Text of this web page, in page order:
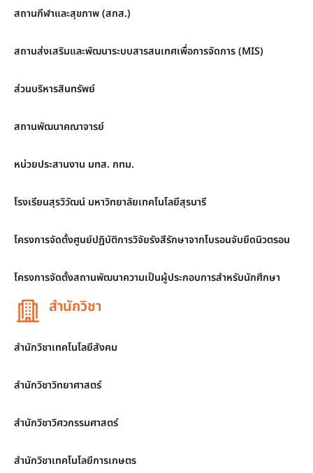
สถานกีฬาและสุขภาพ (สกส.)
สถานส่งเสริมและพัฒนาระบบสารสนเทศเพื่อการจัดการ (MIS)
ส่วนบริหารสินทรัพย์
สถานพัฒนาคณาจารย์
หน่วยประสานงาน มทส. กทม.
โรงเรียนสุรวิวัฒน์ มหาวิทยาลัยเทคโนโลยีสุรนารี
โครงการจัดตั้งศูนย์ปฏิบัติการวิจัยรังสีรักษาจากโบรอนจับยึดนิวตรอน
โครงการจัดตั้งสถานพัฒนาความเป็นผู้ประกอบการสำหรับนักศึกษา
สำนักวิชา
สำนักวิชาเทคโนโลยีสังคม
สำนักวิชาวิทยาศาสตร์
สำนักวิชาวิศวกรรมศาสตร์
สำนักวิชาเทคโนโลยีการเกษตร